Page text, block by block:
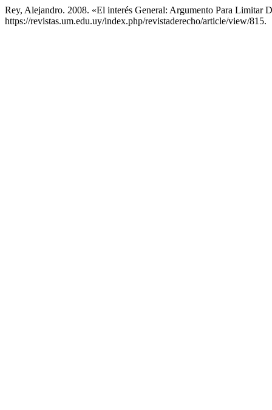
Rey, Alejandro. 2008. «El interés General: Argumento Para Limitar
https://revistas.um.edu.uy/index.php/revistaderecho/article/view/815.